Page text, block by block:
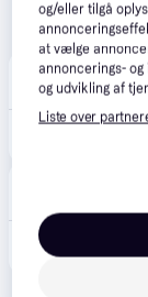
45 kr.
SP Connect
og/eller tilgå
at vælge
annoncerings-
og udvikling af
Liste over